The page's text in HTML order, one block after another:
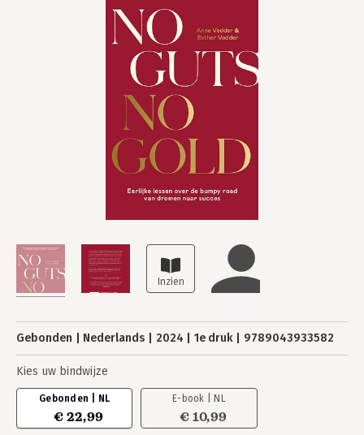
Gebonden Nederlands 2024 1e druk 9789043933582
Kies uw bindwijze
Gebonden | NL
€ 22,99
E-book | NL
€ 10,99